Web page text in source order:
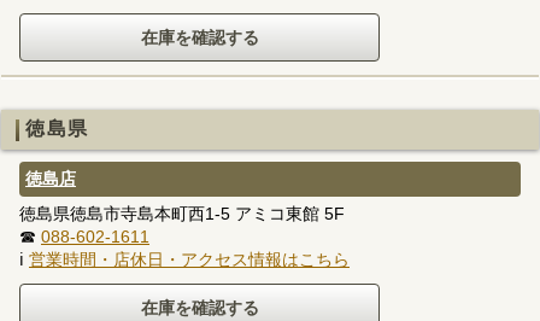
徳島県
徳島店
徳島県徳島市寺島本町西1-5 アミコ東館 5F
☎ 088-602-1611
ℹ 営業時間・店休日・アクセス情報はこちら